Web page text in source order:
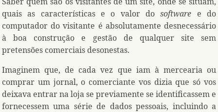
quais as características e o valor dosoftware e do
computador do visitante é absolutamente desnecessário
à boa construção e gestão de qualquer site sem
pretensões comerciais desonestas.
Imaginem que, de cada vez que iam à mercearia ou
comprar um jornal, o comerciante vos dizia que só vos
deixava entrar na loja se previamente se identificassem e
fornecessem uma série de dados pessoais, incluindo a